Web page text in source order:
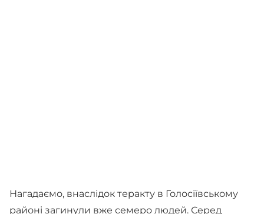
Нагадаємо, внаслідок теракту в Голосіївському
районі загинули вже семеро людей. Серед